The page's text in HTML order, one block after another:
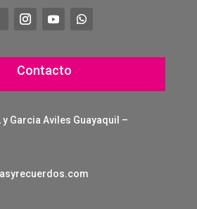
Contacto
y Garcia Aviles Guayaquil –